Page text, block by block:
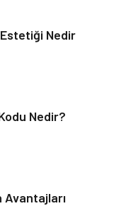
ve Yazılım
Nedir
Nedir?
Avantajları